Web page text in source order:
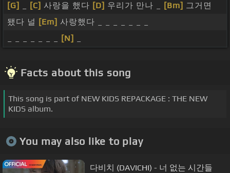
[G]
[C] 사랑을 했다 [D] 우리가 만나 _ [Bm] 그거면
됐다 널 [Em] 사랑했다 _ _ _ _ _ _ _
[N]
Facts about this song
This song is part of NEW KIDS REPACKAGE : THE NEW
KIDS album.
You may also like to play
다비치 (DAVICHI) - 너 없는 시간들